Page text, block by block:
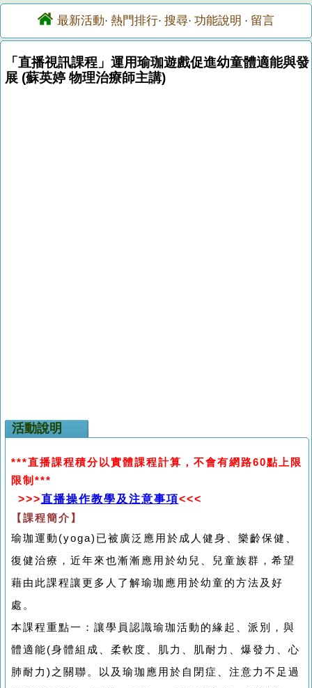
最新活動· 熱門排行· 搜尋· 功能說明 · 留言
「直播視訊課程」運用瑜珈遊戲促進幼童體適能與發
展 (蘇英婷 物理治療師主講)
活動說明
***直播課程積分以實體課程計算，不會有網路60點上限
限制 ***
>>>直播操作教學及注意事項<<<
【課程簡介】
瑜珈運動(yoga)已被廣泛應用於成人健身、樂齡保健、
復健治療，近年來也漸漸應用於幼兒、兒童族群，希望
藉由此課程讓更多人了解瑜珈應用於幼童的方法及好
處。
本課程重點一：讓學員認識瑜珈活動的緣起、派別，與
體適能(身體組成、柔軟度、肌力、肌耐力、爆發力、心
肺耐力)之關聯。以及瑜珈應用於自閉症、注意力不足過